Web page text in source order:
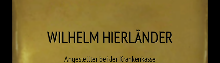
WILHELMHIERLÄNDER
Angestellter bei der Krankenkasse